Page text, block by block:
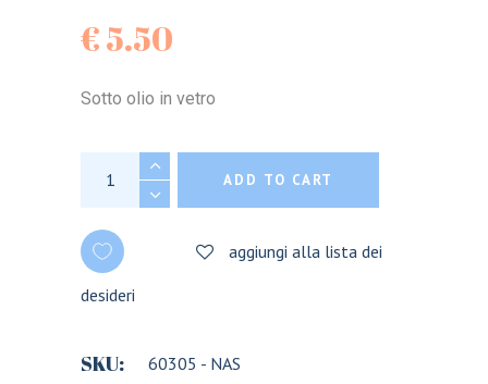
€5.50
Sotto olio in vetro
TRIS DI VERDURE - CAVOLFIORI, OLIVE,
ADD TO CART
aggiungi alla lista dei
desideri
SKU: 60305 - NAS